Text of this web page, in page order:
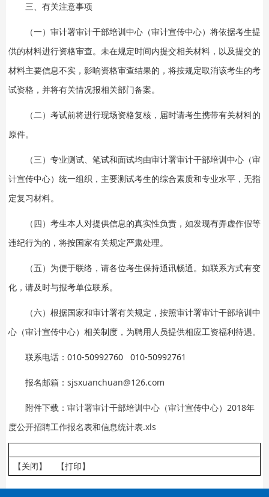
三、有关注意事项
（一）审计署审计干部培训中心（审计宣传中心）将依据考生提
供的材料进行资格审查。未在规定时间内提交相关材料，以及提交的
材料主要信息不实，影响资格审查结果的，将按规定取消该考生的考
试资格，并将有关情况报相关部门备案。
（二）考试前将进行现场资格复核，届时请考生携带有关材料的
原件。
（三）专业测试、笔试和面试均由审计署审计干部培训中心（审
计宣传中心）统一组织，主要测试考生的综合素质和专业水平，无指
定复习材料。
（四）考生本人对提供信息的真实性负责，如发现有弄虚作假等
违纪行为的，将按国家有关规定严肃处理。
（五）为便于联络，请各位考生保持通讯畅通。如联系方式有变
化，请及时与报考单位联系。
（六）根据国家和审计署有关规定，按照审计署审计干部培训中
心（审计宣传中心）相关制度，为聘用人员提供相应工资福利待遇。
联系电话：010-50992760 010-50992761
报名邮箱： sjsxuanchuan@126.com
附件下载： 审计署审计干部培训中心（审计宣传中心）2018年
度公开招聘工作报名表和信息统计表.xls
【关闭】 【打印】